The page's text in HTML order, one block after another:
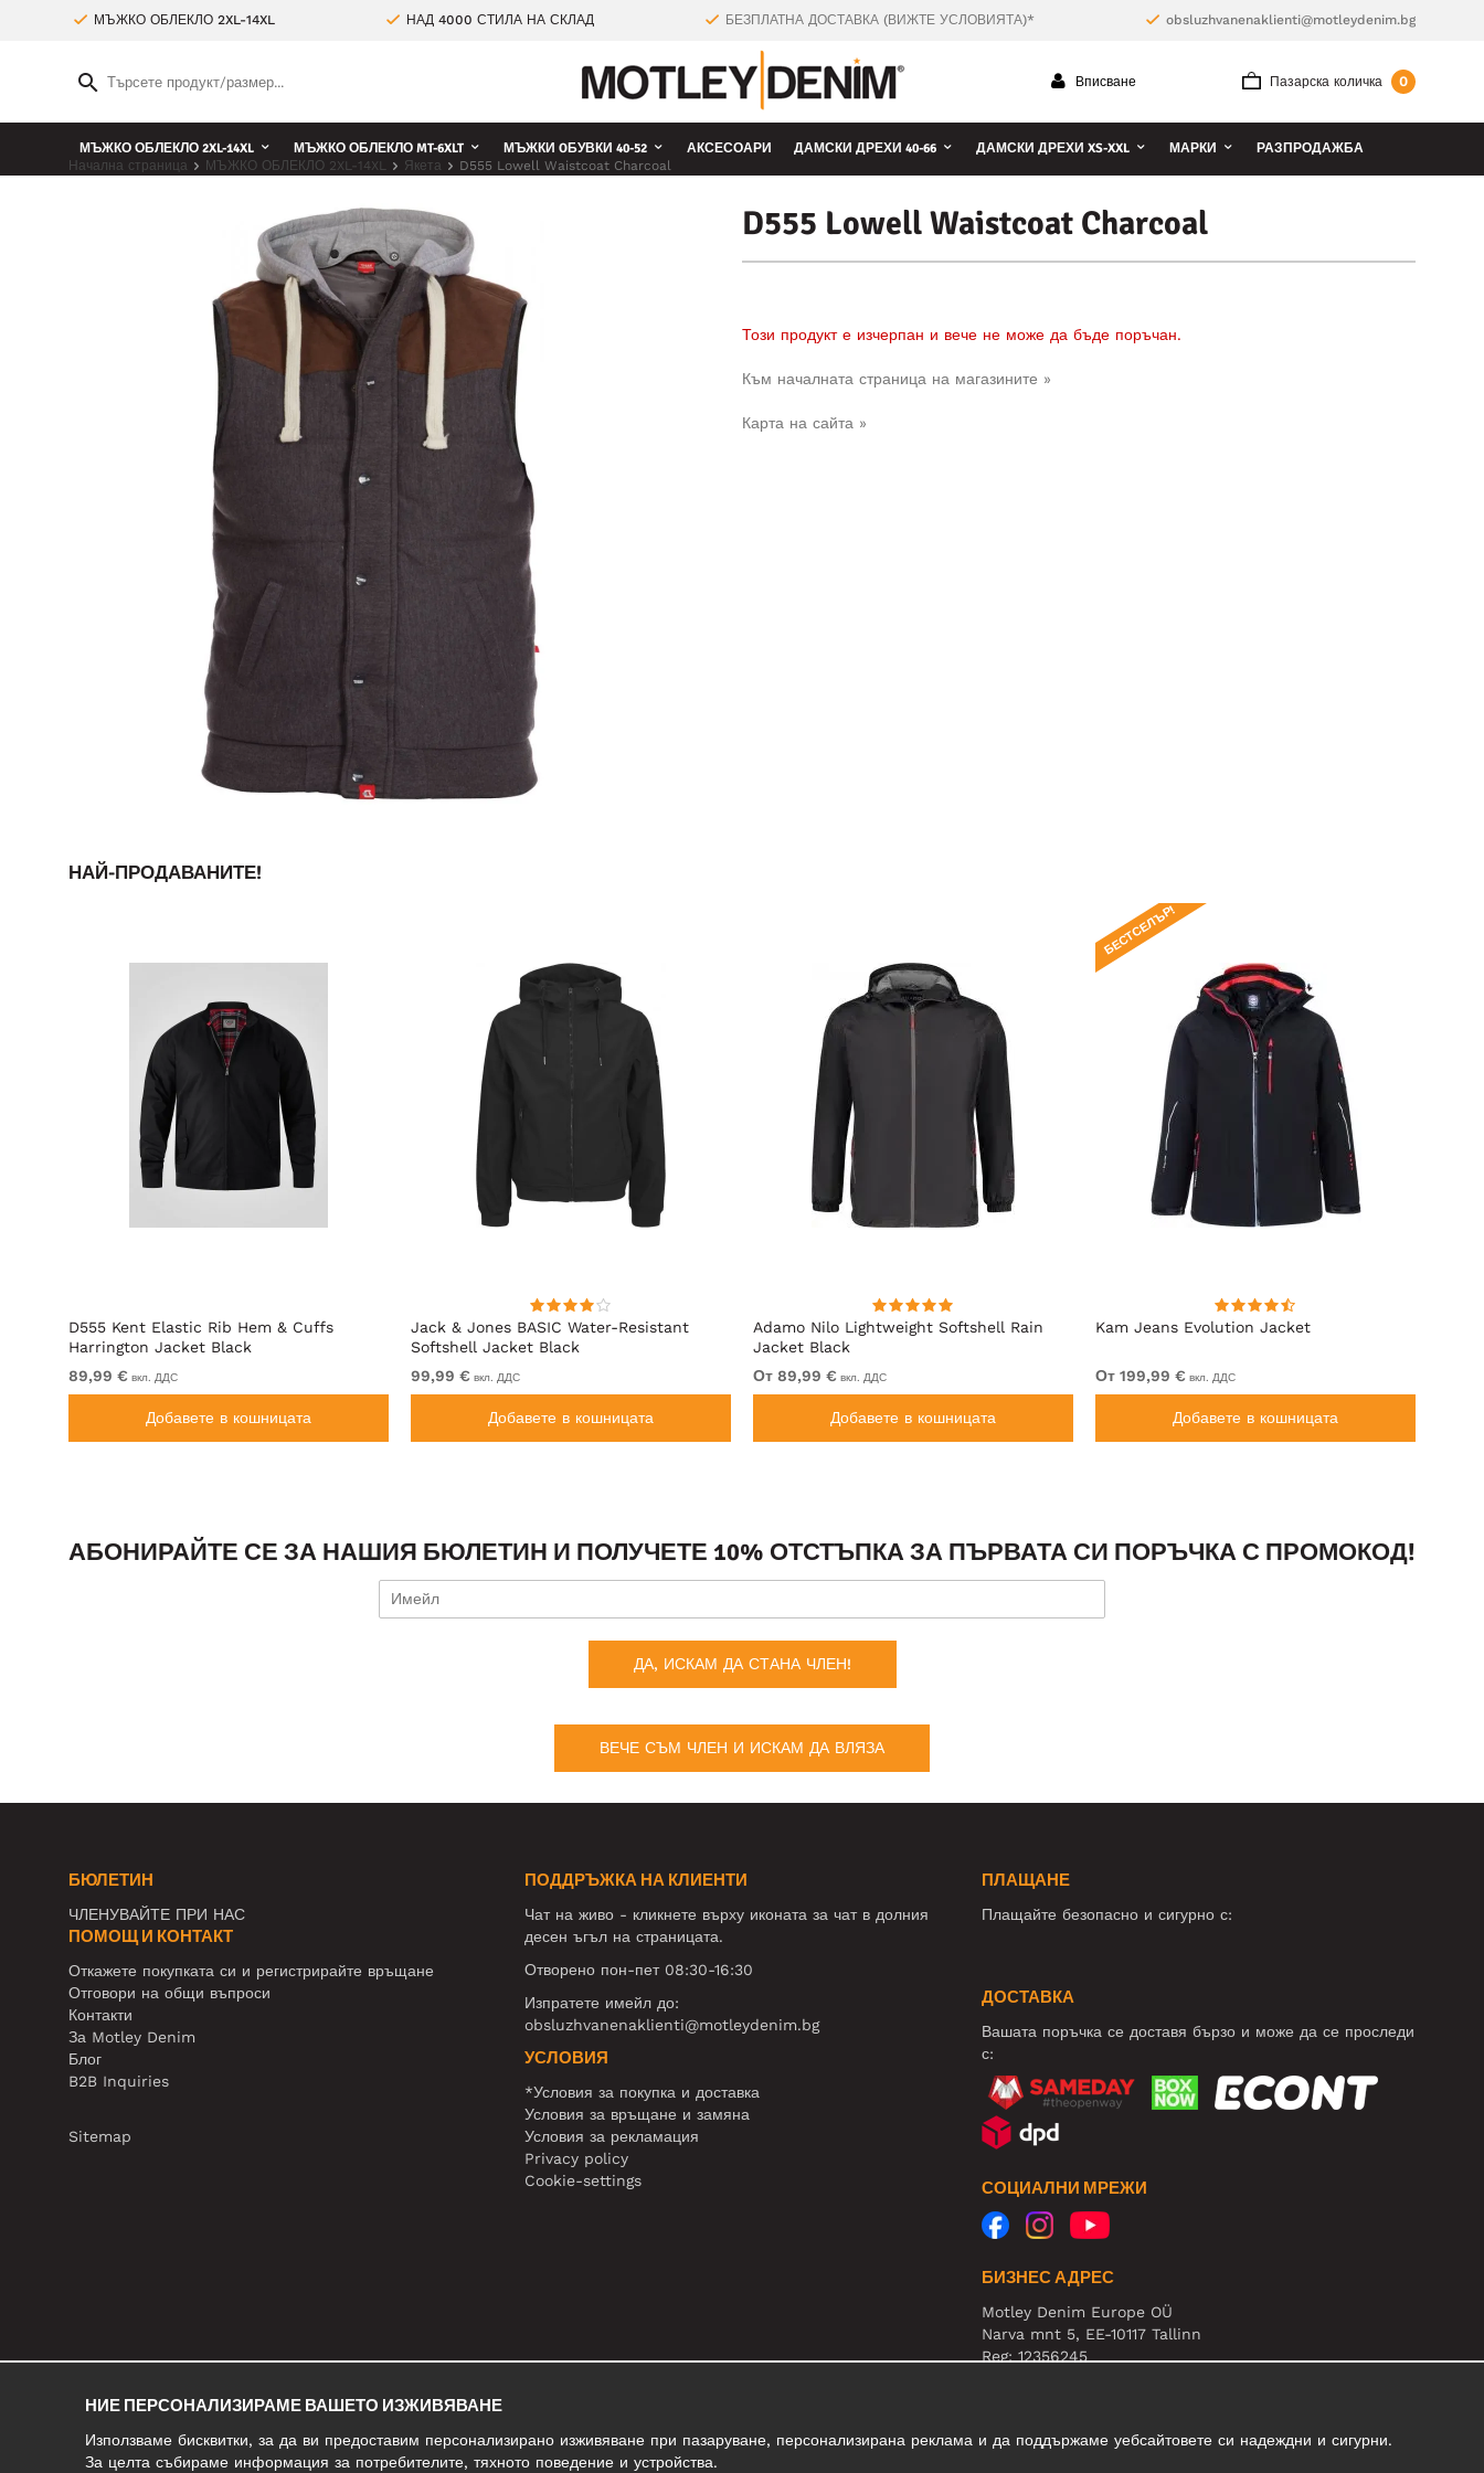
МЪЖКО ОБЛЕКЛО 2XL-14XL НАД 4000 СТИЛА НА СКЛАД БЕЗПЛАТНА ДОСТАВКА (ВИЖТЕ УСЛОВИЯТА)* obsluzhvanenaklienti@motleydenim.bg
Пазарска количка 0
Вписване
МЪЖКО ОБЛЕКЛО 2XL-14XL МЪЖКО ОБЛЕКЛО MT-6XLT МЪЖКИ OБУВКИ 40-52 АКСЕСОАРИ ДАМСКИ ДРЕХИ 40-66 ДАМСКИ ДРЕХИ XS-XXL МАРКИ РАЗПРОДАЖБА
Начална страница МЪЖКО ОБЛЕКЛО 2XL-14XL Якета D555 Lowell Waistcoat Charcoal
D555 Lowell Waistcoat Charcoal
Този продукт е изчерпан и вече не може да бъде поръчан.
Към началната страница на магазините »
Карта на сайта »
НАЙ-ПРОДАВАНИТЕ!
D555 Kent Elastic Rib Hem & Cuffs
Harrington Jacket Black
89,99 € вкл. ДДС
Добавете в кошницата
Jack & Jones BASIC Water-Resistant
Softshell Jacket Black
99,99 € вкл. ДДС
Добавете в кошницата
Adamo Nilo Lightweight Softshell Rain
Jacket Black
От 89,99 € вкл. ДДС
Добавете в кошницата
Kam Jeans Evolution Jacket
БЕСТСЕЛЪР!
От 199,99 € вкл. ДДС
Добавете в кошницата
АБОНИРАЙТЕ СЕ ЗА НАШИЯ БЮЛЕТИН И ПОЛУЧЕТЕ 10% ОТСТЪПКА ЗА ПЪРВАТА СИ ПОРЪЧКА С ПРОМОКОД!
ДА, ИСКАМ ДА СТАНА ЧЛЕН!
ВЕЧЕ СЪМ ЧЛЕН И ИСКАМ ДА ВЛЯЗА
БЮЛЕТИН
ЧЛЕНУВАЙТЕ ПРИ НАС
ПОМОЩ И КОНТАКТ
Откажете покупката си и регистрирайте връщане
Отговори на общи въпроси
Контакти
За Motley Denim
Блог
B2B Inquiries
Sitemap
ПОДДРЪЖКА НА КЛИЕНТИ
Чат на живо - кликнете върху иконата за чат в долния
десен ъгъл на страницата.
Отворено пон-пет 08:30-16:30
Изпратете имейл до:
obsluzhvanenaklienti@motleydenim.bg
УСЛОВИЯ
*Условия за покупка и доставка
Условия за връщане и замяна
Условия за рекламация
Privacy policy
Cookie-settings
ПЛАЩАНЕ
Плащайте безопасно и сигурно с:
ДОСТАВКА
Вашата поръчка се доставя бързо и може да се проследи
с:
СОЦИАЛНИ МРЕЖИ
БИЗНЕС АДРЕС
Motley Denim Europe OÜ
Narva mnt 5, EE-10117 Tallinn
Reg: 12356245
НИЕ ПЕРСОНАЛИЗИРАМЕ ВАШЕТО ИЗЖИВЯВАНЕ
Използваме бисквитки, за да ви предоставим персонализирано изживяване при пазаруване, персонализирана реклама и да поддържаме уебсайтовете си надеждни и сигурни.
За целта събираме информация за потребителите, тяхното поведение и устройства.